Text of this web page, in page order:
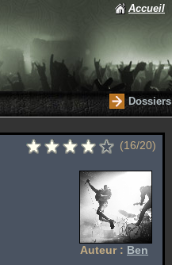
Accueil
Dossiers
(16/20)
Auteur : Ben